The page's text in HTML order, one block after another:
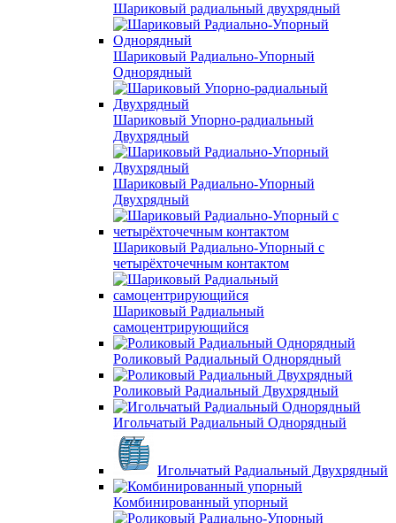
Шариковый радиальный двухрядный
Шариковый Радиально-Упорный
Однорядный
Шариковый Упорно-радиальный
Двухрядный
Шариковый Радиально-Упорный
Двухрядный
Шариковый Радиально-Упорный с
четырёхточечным контактом
Шариковый Радиальный
самоцентрирующийся
Роликовый Радиальный Однорядный
Роликовый Радиальный Двухрядный
Игольчатый Радиальный Однорядный
Игольчатый Радиальный Двухрядный
Комбинированный упорный